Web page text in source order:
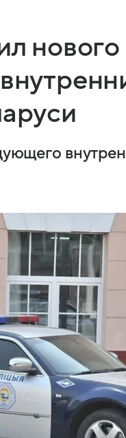
нового